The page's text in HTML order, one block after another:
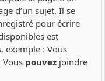
d’un sujet. Il se
pour écrire
est
exemple : Vous
Vous pouvez joindre